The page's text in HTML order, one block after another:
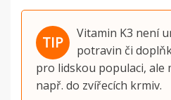
Vitamin K3 není
potravin či
pro lidskou populaci, ale
např. do zvířecích krmiv.